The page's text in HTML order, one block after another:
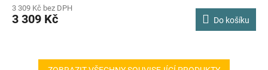
3 309 Kč bez DPH
3 309 Kč Do košíku